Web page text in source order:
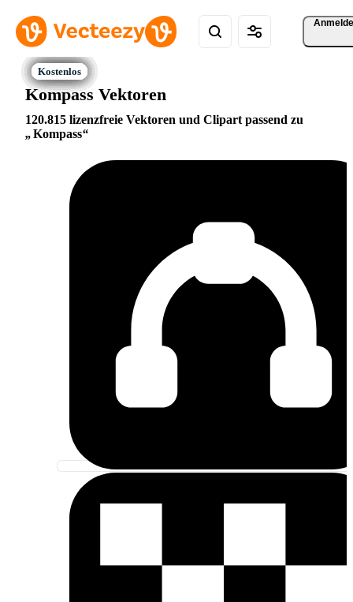
Kompass Vektoren
120.815 lizenzfreie Vektoren und Clipart passend zu
Kompass